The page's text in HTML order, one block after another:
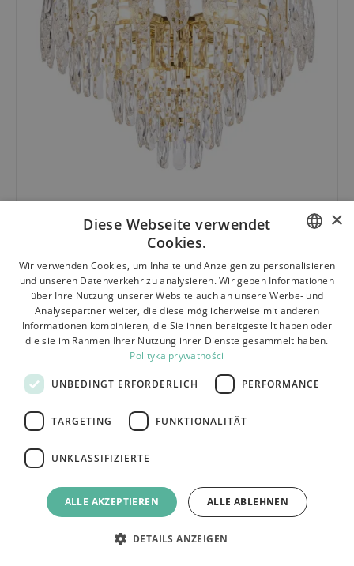
KRISTALL-PENDELLEUCHTE SWE080-CP 50CM GOLD
POLISH
CZECH
FRENCH
SLOVAK
×
Diese Webseite verwendet
Cookies.
Wir verwenden Cookies, um Inhalte und Anzeigen zu personalisieren
und unseren Datenverkehr zu analysieren. Wir geben Informationen
über Ihre Nutzung unserer Website auch an unsere Werbe- und
Analysepartner weiter, die diese möglicherweise mit anderen
Informationen kombinieren, die Sie ihnen bereitgestellt haben oder
die sie im Rahmen Ihrer Nutzung ihrer Dienste gesammelt haben.
Polityka prywatności
UNBEDINGT ERFORDERLICH PERFORMANCE
TARGETING FUNKTIONALITÄT
UNKLASSIFIZIERTE
ALLE AKZEPTIEREN ALLE ABLEHNEN
DETAILS ANZEIGEN